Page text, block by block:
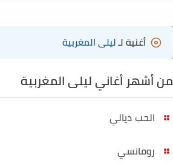
أغنية لـ ليلى المغربية
من أشهر أغاني ليلى المغربية
الحب ديالي
رومانسي